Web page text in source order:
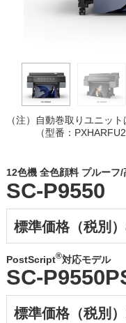
（注）
自動巻取りユニット
（型番：
12色機 全色顔料 プルーフ
SC-P9550
標準価格（税別
PostScript®対応モデル
SC-
標準価格（税別